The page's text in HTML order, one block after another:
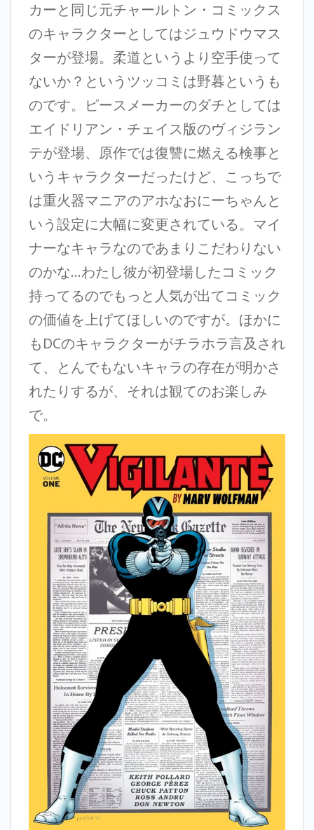
カーと同じ元チャールトン・コミックス
のキャラクターとしてはジュウドウマス
ターが登場。柔道というより空手使って
ないか？というツッコミは野暮というも
のです。ピースメーカーのダチとしては
エイドリアン・チェイス版のヴィジラン
テが登場、原作では復讐に燃える検事と
いうキャラクターだったけど、こっちで
は重火器マニアのアホなおにーちゃんと
いう設定に大幅に変更されている。マイ
ナーなキャラなのであまりこだわりない
のかな…わたし彼が初登場したコミック
持ってるのでもっと人気が出てコミック
の価値を上げてほしいのですが。ほかに
もDCのキャラクターがチラホラ言及され
て、とんでもないキャラの存在が明かさ
れたりするが、それは観てのお楽しみ
で。